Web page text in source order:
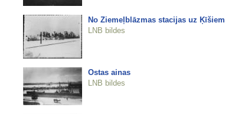
No Ziemeļblāzmas stacijas uz Ķīšiem
LNB bildes
Ostas ainas
LNB bildes